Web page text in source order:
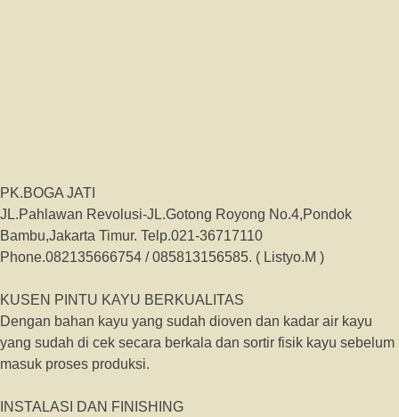
PK.BOGA JATI
JL.Pahlawan Revolusi-JL.Gotong Royong No.4,Pondok
Bambu,Jakarta Timur. Telp.021-36717110
Phone.082135666754 / 085813156585. ( Listyo.M )
KUSEN PINTU KAYU BERKUALITAS
Dengan bahan kayu yang sudah dioven dan kadar air kayu
yang sudah di cek secara berkala dan sortir fisik kayu sebelum
masuk proses produksi.
INSTALASI DAN FINISHING